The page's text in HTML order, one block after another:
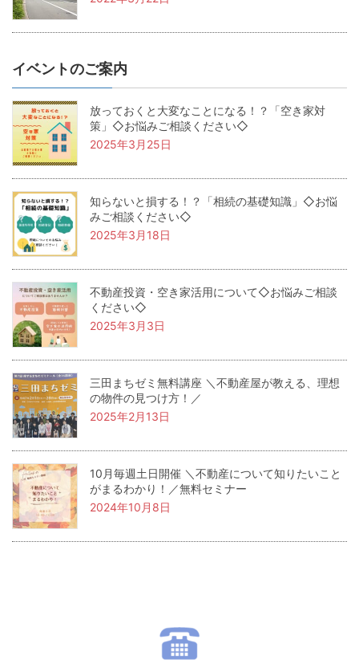
イベントのご案内
放っておくと大変なことになる！？「空き家対
策」◇お悩みご相談ください◇
2025年3月25日
知らないと損する！？「相続の基礎知識」◇お悩
みご相談ください◇
2025年3月18日
不動産投資・空き家活用について◇お悩みご相談
ください◇
2025年3月3日
三田まちゼミ無料講座 ＼不動産屋が教える、理想
の物件の見つけ方！／
2025年2月13日
10月毎週土日開催 ＼不動産について知りたいこと
がまるわかり！／無料セミナー
2024年10月8日